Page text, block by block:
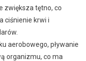
zwiększa tętno, co
ciśnienie krwi i
aerobowego, pływanie
organizmu, co ma